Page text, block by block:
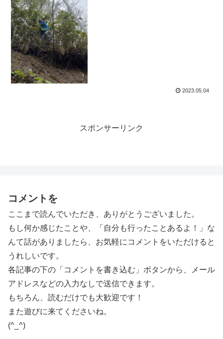
2023.05.04
スポンサーリンク
コメントを
ここまで読んでいただき、ありがとうございました。
もし何か感じたことや、「自分も行ったことあるよ！」な
んて話がありましたら、お気軽にコメントをいただけると
うれしいです。
各記事の下の「コメントを書き込む」ボタンから、メール
アドレスなどの入力なしで送信できます。
もちろん、読むだけでも大歓迎です！
また遊びに来てくださいね。
(^_^)